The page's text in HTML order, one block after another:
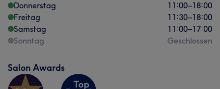
Donnerstag
11:00–18:00
Freitag
11:30–18:00
Samstag
11:00–17:00
Sonntag
Geschlossen
Salon Awards